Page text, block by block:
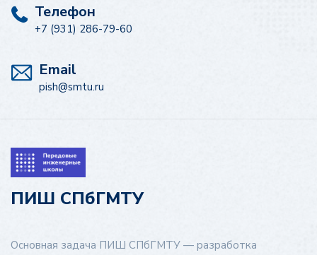
Телефон
+7 (931) 286-79-60
Email
pish@smtu.ru
ПИШ СПбГМТУ
Основная задача ПИШ СПбГМТУ — разработка